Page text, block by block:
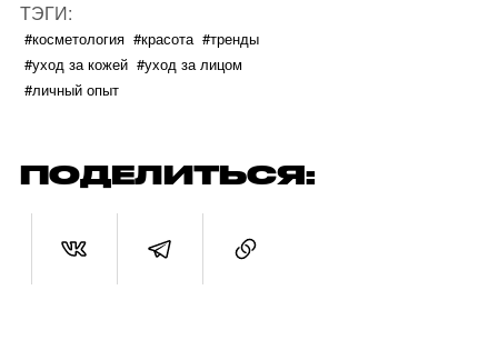
ТЭГИ:
#косметология #красота #тренды
#уход за кожей #уход за лицом
#личный опыт
ПОДЕЛИТЬСЯ: